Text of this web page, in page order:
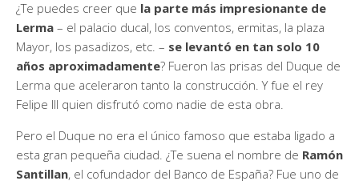
¿Te puedes creer que la parte más impresionante de
Lerma – el palacio ducal, los conventos, ermitas, la plaza
Mayor, los pasadizos, etc. – se levantó en tan solo 10
años aproximadamente? Fueron las prisas del Duque de
Lerma que aceleraron tanto la construcción. Y fue el rey
Felipe III quien disfrutó como nadie de esta obra.
Pero el Duque no era el único famoso que estaba ligado a
esta gran pequeña ciudad. ¿Te suena el nombre de Ramón
Santillan, el cofundador del Banco de España? Fue uno de